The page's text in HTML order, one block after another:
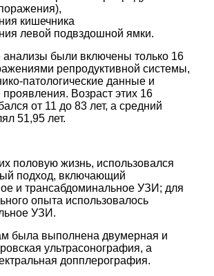
кишечника
левой подвздошной ямки.
были включены только 16
репродуктивной системы,
патологические данные и
проявления. Возраст этих 16
от 11 до 83 лет, а средний
51,95 лет.
половую жизнь, использовался
подход, включающий
и трансабдоминальное УЗИ; для
опыта использовалось
УЗИ.
была выполнена двумерная и
ультрасонография, а
допплерография.